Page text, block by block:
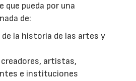
que pueda por una
de:
la historia de las artes y
artistas,
e instituciones